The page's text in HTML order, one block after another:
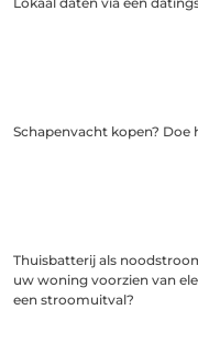
Schapenvacht kopen? Doe
Thuisbatterij als
uw woning voorzien van
een stroomuitval?